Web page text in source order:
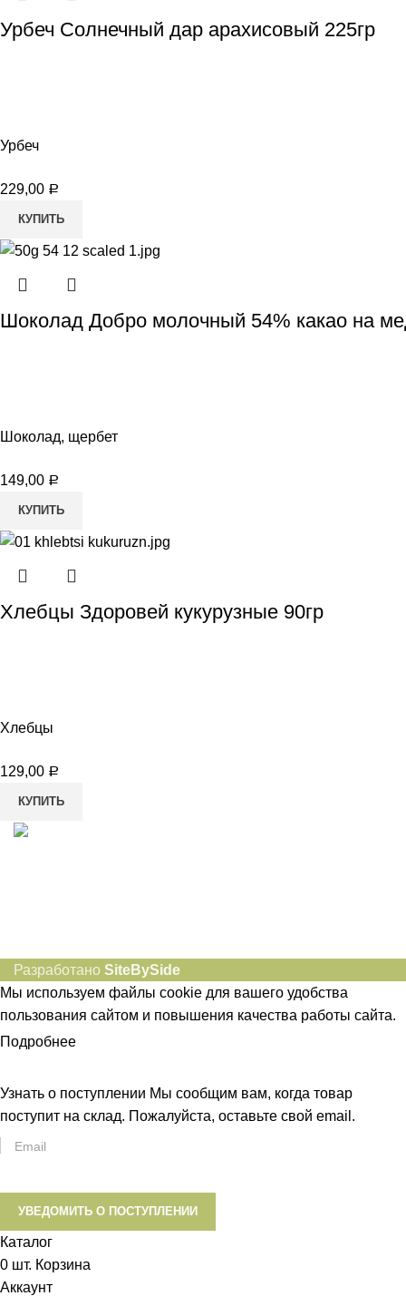
Урбеч Солнечный дар арахисовый 225гр
Урбеч
229,00 Р
КУПИТЬ
Шоколад Добро молочный 54% какао на
Шоколад, щербет
149,00 Р
КУПИТЬ
Хлебцы Здоровей кукурузные 90гр
Хлебцы
129,00 Р
КУПИТЬ
Разработано SiteBySide
Мы используем файлы cookie для вашего удобства
пользования сайтом и повышения качества работы сайта.
Подробнее
Узнать о поступлении Мы сообщим вам, когда товар
поступит на склад. Пожалуйста, оставьте свой email.
УВЕДОМИТЬ О ПОСТУПЛЕНИИ
Каталог
0 шт. Корзина
Аккаунт